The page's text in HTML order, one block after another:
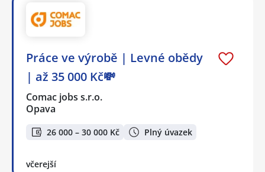
Práce ve výrobě | Levné obědy
| až 35 000 Kč💸
Comac jobs s.r.o.
Opava
26 000 – 30 000 Kč Plný úvazek
včerejší